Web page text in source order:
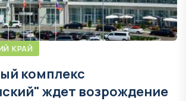
КРАЙ
комплекс
ждет возрождение